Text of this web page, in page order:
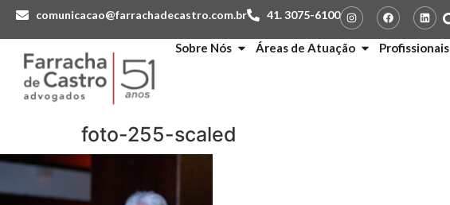
comunicacao@farrachadecastro.com.br 41. 3075-6100
Sobre Nós Áreas de Atuação Profissionais
foto-255-scaled